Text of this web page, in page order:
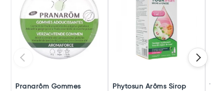
Pranarôm Gommes
Phytosun Arôms Sirop